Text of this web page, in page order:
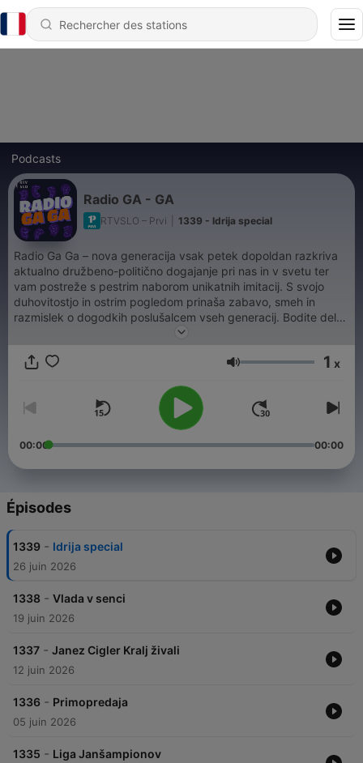
Podcasts
Radio GA - GA
RTVSLO – Prvi 1339 - Idrija special
Radio Ga Ga – nova generacija vsak petek dopoldan razkriva
aktualno družbeno-politično dogajanje pri nas in v svetu ter
vam postreže s pestrim naborom unikatnih imitacij. S svojo
duhovitostjo in ostrim pogledom prinaša zabavo, smeh in
razmislek o dogodkih poslušalcem vseh generacij. Bodite del
Volume 1 x
00:00 00:00
Épisodes
1339 - Idrija special
26 juin 2026
1338 - Vlada v senci
19 juin 2026
1337 - Janez Cigler Kralj živali
12 juin 2026
1336 - Primopredaja
05 juin 2026
1335 - Liga Janšampionov